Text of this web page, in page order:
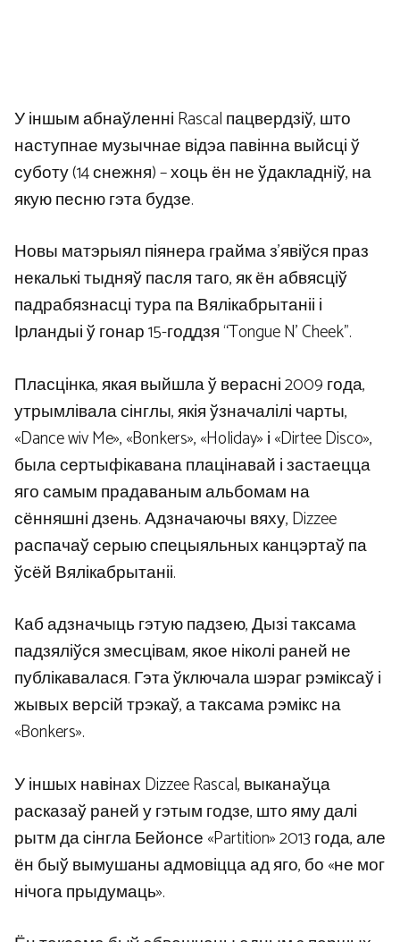
У іншым абнаўленні Rascal пацвердзіў, што
наступнае музычнае відэа павінна выйсці ў
суботу (14 снежня) – хоць ён не ўдакладніў, на
якую песню гэта будзе.
Новы матэрыял піянера грайма з’явіўся праз
некалькі тыдняў пасля таго, як ён абвясціў
падрабязнасці тура па Вялікабрытаніі і
Ірландыі ў гонар 15-годдзя “Tongue N’ Cheek”.
Пласцінка, якая выйшла ў верасні 2009 года,
утрымлівала сінглы, якія ўзначалілі чарты,
«Dance wiv Me», «Bonkers», «Holiday» і «Dirtee Disco»,
была сертыфікавана плацінавай і застаецца
яго самым прадаваным альбомам на
сённяшні дзень. Адзначаючы вяху, Dizzee
распачаў серыю спецыяльных канцэртаў па
ўсёй Вялікабрытаніі.
Каб адзначыць гэтую падзею, Дызі таксама
падзяліўся змесцівам, якое ніколі раней не
публікавалася. Гэта ўключала шэраг рэміксаў і
жывых версій трэкаў, а таксама рэмікс на
«Bonkers».
У іншых навінах Dizzee Rascal, выканаўца
расказаў раней у гэтым годзе, што яму далі
рытм да сінгла Бейонсе «Partition» 2013 года, але
ён быў вымушаны адмовіцца ад яго, бо «не мог
нічога прыдумаць».